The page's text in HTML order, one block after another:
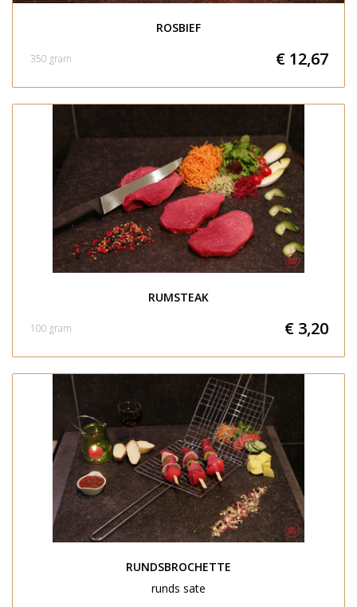
ROSBIEF
€ 12,67
350 gram
RUMSTEAK
€ 3,20
100 gram
RUNDSBROCHETTE
runds sate